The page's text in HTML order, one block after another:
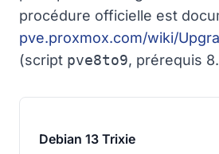
procédure officielle est
pve.proxmox.com/wiki/
(script pve8to9, prérequis
Debian 13 Trixie